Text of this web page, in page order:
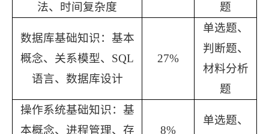
法、时间复杂度
题
数据库基础知识： 基本
概念、关系模型、 SQL
语言、数据库设计
27%
单选题、
判断题、
材料分析
题
操作系统基础知识： 基
本概念、 进程管理、存
8%
单选题、